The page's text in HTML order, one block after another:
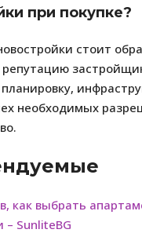
при покупке?
стоит
необходимых
как выбрать
– SunliteBG